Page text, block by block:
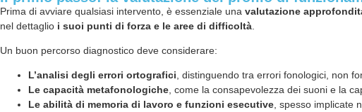
Prima di avviare qualsiasi intervento, è essenziale una valutazione
nel dettaglio i suoi punti di forza e le aree di difficoltà
Un buon percorso diagnostico deve considerare:
L’analisi degli errori ortografici , distinguendo tra errori fonologici, non
Le capacità metafonologiche , come la consapevolezza dei suoni e la
Le abilità di memoria di lavoro e funzioni esecutive , spesso implicate